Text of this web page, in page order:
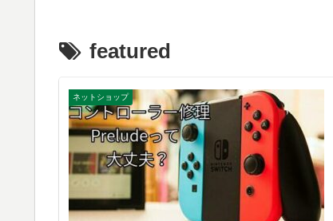
featured
ネットショップ